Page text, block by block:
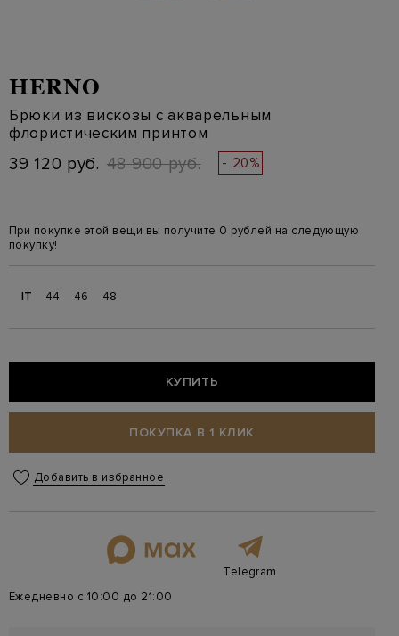
HERNO
Брюки из вискозы с акварельным
флористическим принтом
39 120 руб. 48 900 руб. - 20%
При покупке этой вещи вы получите 0 рублей на следующую
покупку!
IT 44 46 48
КУПИТЬ
ПОКУПКА В 1 КЛИК
Добавить в избранное
Telegram
Ежедневно с 10:00 до 21:00